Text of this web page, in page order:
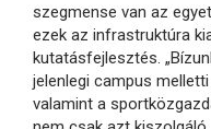
szegmense van az
ezek az infrastruktúra
kutatásfejlesztés.
jelenlegi campus
valamint a